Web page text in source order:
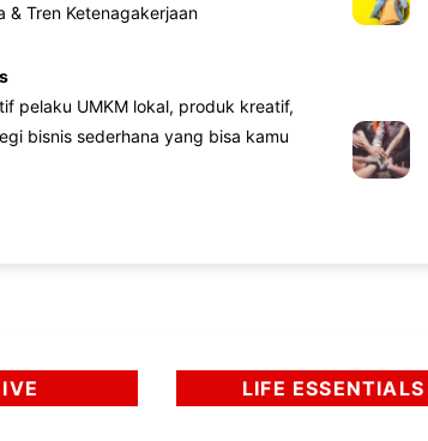
& Tren Ketenagakerjaan
pelaku UMKM lokal, produk kreatif,
bisnis sederhana yang bisa kamu
LIFE ESSENTIALS